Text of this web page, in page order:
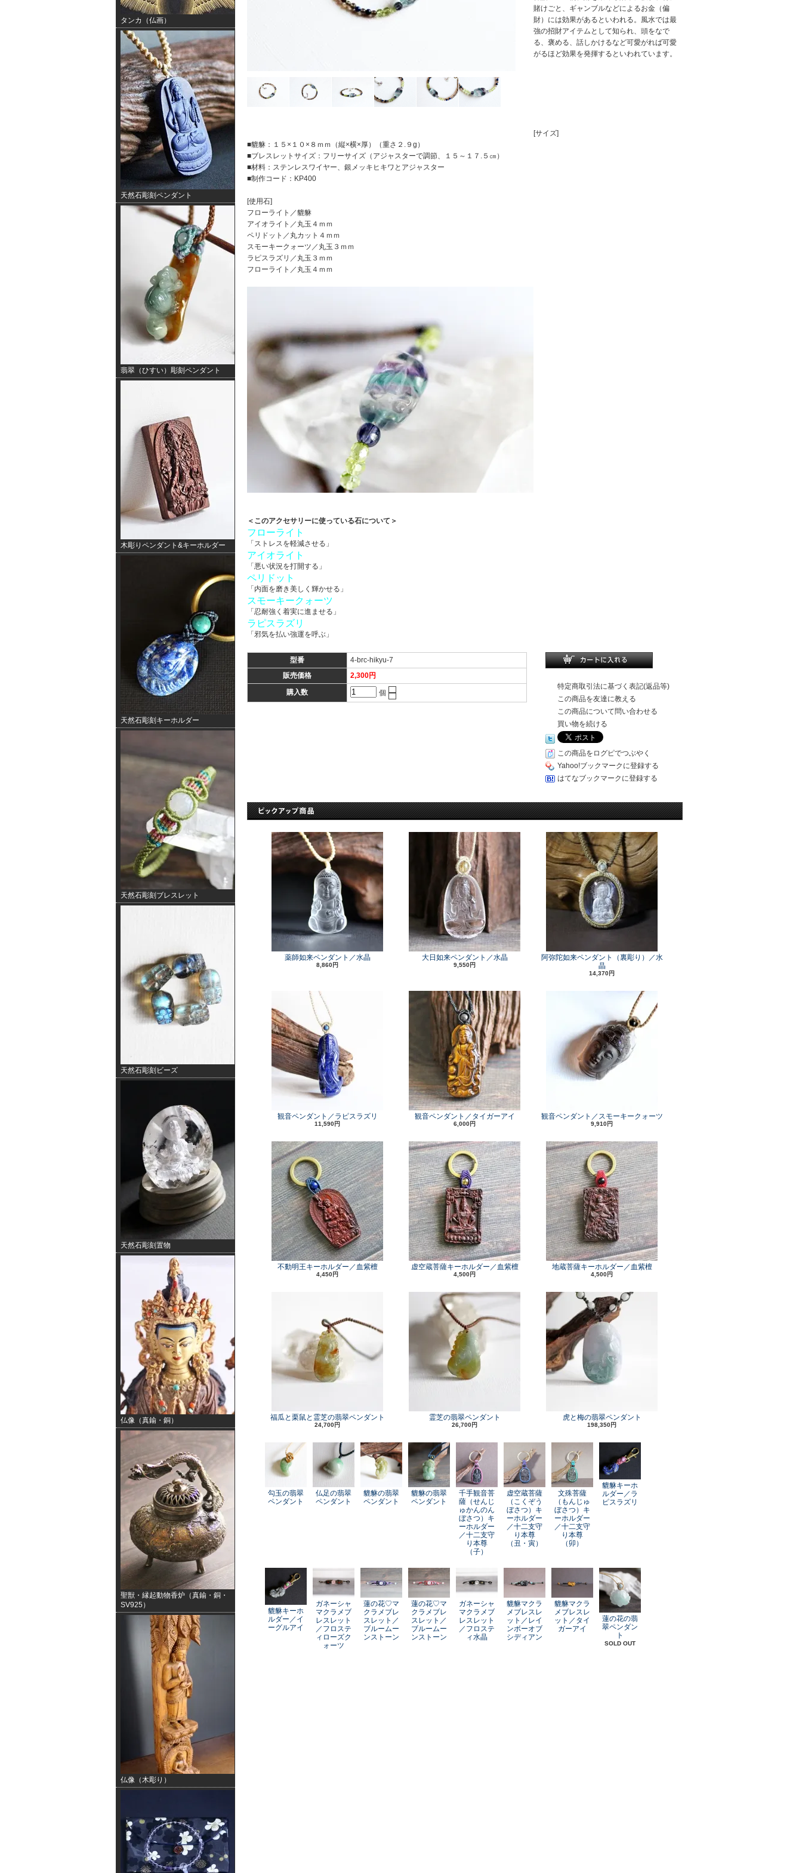
タンカ（仏画）
天然石彫刻ペンダント
翡翠（ひすい）彫刻ペンダント
木彫りペンダント&キーホルダー
天然石彫刻キーホルダー
天然石彫刻ブレスレット
天然石彫刻ビーズ
天然石彫刻置物
仏像（真鍮・銅）
聖獣・縁起動物香炉（真鍮・銅・
SV925）
仏像（木彫り）
賭けごと、ギャンブルなどによるお金（偏
財）には効果があるといわれる。風水では最
強の招財アイテムとして知られ、頭をなで
る、褒める、話しかけるなど可愛がれば可愛
がるほど効果を発揮するといわれています。
[サイズ]
■貔貅：１５×１０×８ｍｍ（縦×横×厚）（重さ２.９g）
■ブレスレットサイズ：フリーサイズ（アジャスターで調節、１５～１７.５㎝）
■材料：ステンレスワイヤー、銀メッキヒキワとアジャスター
■制作コード：KP400
[使用石]
フローライト／貔貅
アイオライト／丸玉４ｍｍ
ペリドット／丸カット４ｍｍ
スモーキークォーツ／丸玉３ｍｍ
ラピスラズリ／丸玉３ｍｍ
フローライト／丸玉４ｍｍ
＜このアクセサリーに使っている石について＞
フローライト
「ストレスを軽減させる」
アイオライト
「悪い状況を打開する」
ペリドット
「内面を磨き美しく輝かせる」
スモーキークォーツ
「忍耐強く着実に進ませる」
ラピスラズリ
「邪気を払い強運を呼ぶ」
型番
4-brc-hikyu-7
販売価格
2,300円
購入数
個
特定商取引法に基づく表記(返品等)
この商品を友達に教える
この商品について問い合わせる
買い物を続ける
この商品をログピでつぶやく
Yahoo!ブックマークに登録する
はてなブックマークに登録する
薬師如来ペンダント／水晶
8,860円
大日如来ペンダント／水晶
9,550円
阿弥陀如来ペンダント（裏彫り）／水
晶
14,370円
観音ペンダント／ラピスラズリ
11,590円
観音ペンダント／タイガーアイ
6,000円
観音ペンダント／スモーキークォーツ
9,910円
不動明王キーホルダー／血紫檀
4,450円
虚空蔵菩薩キーホルダー／血紫檀
4,500円
地蔵菩薩キーホルダー／血紫檀
4,500円
福瓜と栗鼠と霊芝の翡翠ペンダント
24,700円
霊芝の翡翠ペンダント
26,700円
虎と梅の翡翠ペンダント
198,350円
勾玉の翡翠
ペンダント
仏足の翡翠
ペンダント
貔貅の翡翠
ペンダント
貔貅の翡翠
ペンダント
千手観音菩
薩（せんじ
ゅかんのん
ぼさつ）キ
ーホルダー
／十二支守
り本尊
（子）
虚空蔵菩薩
（こくぞう
ぼさつ）キ
ーホルダー
／十二支守
り本尊
（丑・寅）
文殊菩薩
（もんじゅ
ぼさつ）キ
ーホルダー
／十二支守
り本尊
（卯）
貔貅キーホ
ルダー／ラ
ピスラズリ
貔貅キーホ
ルダー／イ
ーグルアイ
ガネーシャ
マクラメブ
レスレット
／フロステ
ィローズク
ォーツ
蓮の花♡マ
クラメブレ
スレット／
ブルームー
ンストーン
蓮の花♡マ
クラメブレ
スレット／
ブルームー
ンストーン
ガネーシャ
マクラメブ
レスレット
／フロステ
ィ水晶
貔貅マクラ
メブレスレ
ット／レイ
ンボーオブ
シディアン
貔貅マクラ
メブレスレ
ット／タイ
ガーアイ
蓮の花の翡
翠ペンダン
ト
SOLD OUT